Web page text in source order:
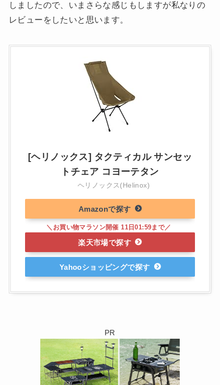
しましたので、いまさらな感じもしますが私なりの
レビューをしたいと思います。
[ヘリノックス] タクティカル サンセッ
トチェア コヨーテタン
ヘリノックス(Helinox)
Amazon
楽天市場
Yahooショッピング
PR